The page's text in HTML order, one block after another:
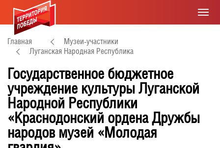
Главная
Музеи-участники
Луганская Народная Республика
Государственное бюджетное
учреждение культуры Луганской
Народной Республики
«Краснодонский ордена Дружбы
народов музей «Молодая